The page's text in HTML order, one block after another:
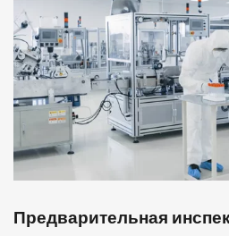
Предварительная